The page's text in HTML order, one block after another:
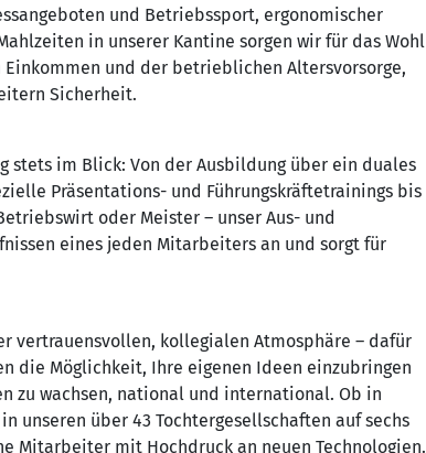
und Betriebssport, ergonomischer
in unserer Kantine sorgen wir für das Wohl
und der betrieblichen Altersvorsorge,
Sicherheit.
im Blick: Von der Ausbildung über ein duales
Präsentations- und Führungskräftetrainings bis
oder Meister – unser Aus- und
eines jeden Mitarbeiters an und sorgt für
vertrauensvollen, kollegialen Atmosphäre – dafür
die Möglichkeit, Ihre eigenen Ideen einzubringen
zu wachsen, national und international. Ob in
unseren über 43 Tochtergesellschaften auf sechs
Mitarbeiter mit Hochdruck an neuen Technologien.